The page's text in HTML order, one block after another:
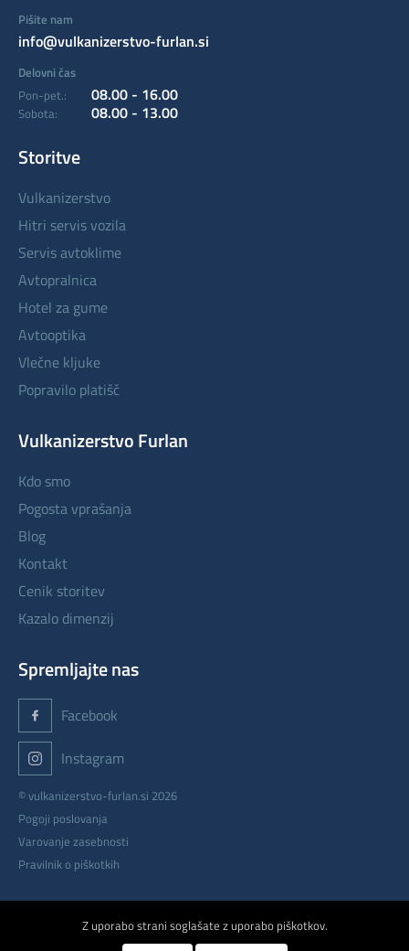
Pišite nam
info@vulkanizerstvo-furlan.si
Delovni čas
Pon-pet.:
08.00 - 16.00
Sobota: 08.00 - 13.00
Storitve
vulkanizerstvo
hitri servis vozila
servis avtoklime
avtopralnica
hotel za gume
avtooptika
vlečne kljuke
popravilo platišč
Vulkanizerstvo Furlan
kdo smo
pogosta vprašanja
blog
kontakt
cenik storitev
kazalo dimenzij
Spremljajte nas
Facebook
Instagram
© vulkanizerstvo-furlan.si 2026
Pogoji poslovanja
Varovanje zasebnosti
Pravilnik o piškotkih
Z uporabo strani soglašate z uporabo piškotkov.